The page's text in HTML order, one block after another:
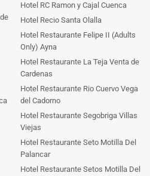
Hotel RC Ramon y Cajal Cuenca
Hotel Recio Santa Olalla
Hotel Restaurante Felipe II (Adults
Only) Ayna
Hotel Restaurante La Teja Venta de
Cardenas
Hotel Restaurante Rio Cuervo Vega
del Cadorno
Hotel Restaurante Segobriga Villas
Viejas
Hotel Restaurante Seto Motilla Del
Palancar
Hotel Restaurante Setos Motilla Del